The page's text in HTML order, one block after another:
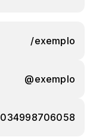
/exemplo
@exemplo
034998706058